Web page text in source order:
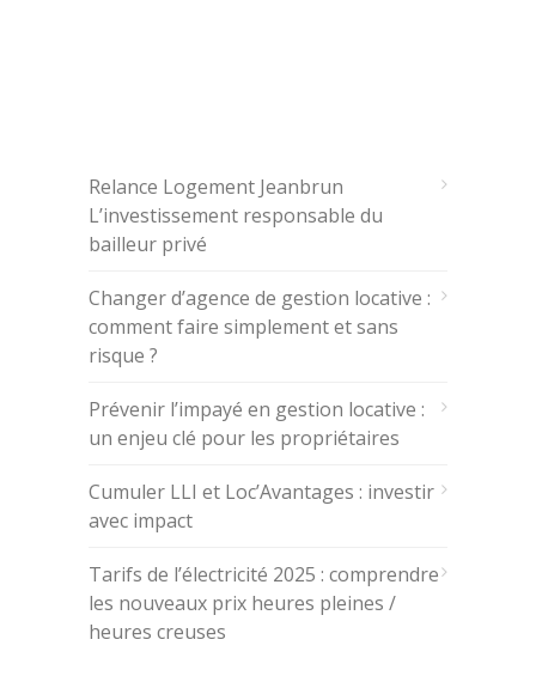
Relance Logement Jeanbrun
L’investissement responsable du
bailleur privé
Changer d’agence de gestion locative :
comment faire simplement et sans
risque ?
Prévenir l’impayé en gestion locative :
un enjeu clé pour les propriétaires
Cumuler LLI et Loc’Avantages : investir
avec impact
Tarifs de l’électricité 2025 : comprendre
les nouveaux prix heures pleines /
heures creuses